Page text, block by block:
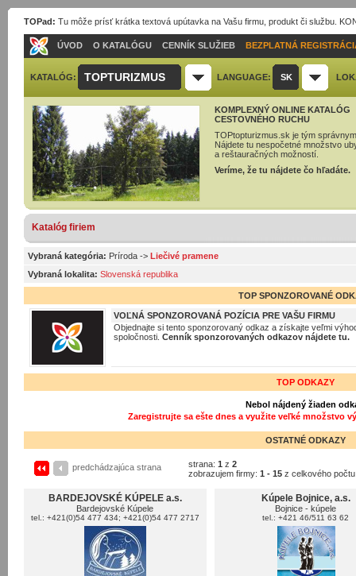
TOPad: Tu môže prísť krátka textová upútavka na Vašu firmu, produkt či službu.
ÚVOD O KATALÓGU CENNÍK SLUŽIEB BEZPLATNÁ
KATALÓG: TOPTURIZMUS LANGUAGE: SK
KOMPLEXNÝ ONLINE KATALÓG
CESTOVNÉHO RUCHU
TOPtopturizmus.sk je tým
Nájdete tu nespočetné množstvo
a reštauračných možností.
Veríme, že tu nájdete čo hľadáte.
Katalóg firiem
Vybraná kategória: Príroda -> Liečivé pramene
Vybraná lokalita: Slovenská republika
TOP SPONZOROVANÉ
VOĽNÁ SPONZOROVANÁ POZÍCIA PRE VAŠU FIRMU
Objednajte si tento sponzorovaný odkaz a získajte veľmi
spoločnosti. Cenník sponzorovaných odkazov nájdete tu.
TOP ODKAZY
Nebol nájdený žiaden
Zaregistrujte sa ešte dnes a využite veľké množstvo
OSTATNÉ ODKAZY
predchádzajúca strana strana: 1 z 2
zobrazujem firmy: 1 - 15 z celkového
BARDEJOVSKÉ KÚPELE a.s.
Bardejovské Kúpele
tel.: +421(0)54 477 434; +421(0)54 477 2717
Kúpele Bojnice, a.s.
Bojnice - kúpele
tel.: +421 46/511 63 62